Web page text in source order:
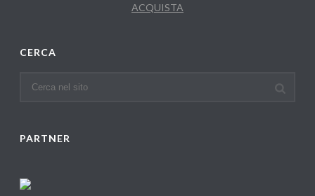
ACQUISTA
CERCA
PARTNER